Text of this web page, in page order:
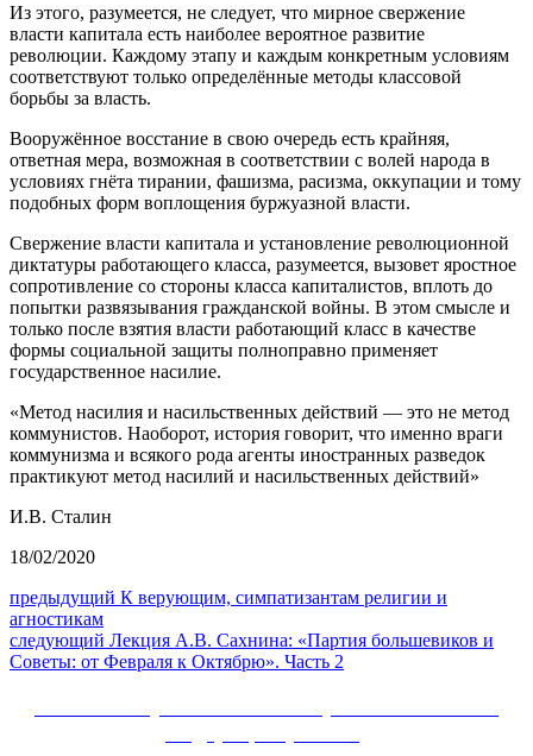
Из этого, разумеется, не следует, что мирное свержение
власти капитала есть наиболее вероятное развитие
революции. Каждому этапу и каждым конкретным условиям
соответствуют только определённые методы классовой
борьбы за власть.
Вооружённое восстание в свою очередь есть крайняя,
ответная мера, возможная в соответствии с волей народа в
условиях гнёта тирании, фашизма, расизма, оккупации и тому
подобных форм воплощения буржуазной власти.
Свержение власти капитала и установление революционной
диктатуры работающего класса, разумеется, вызовет яростное
сопротивление со стороны класса капиталистов, вплоть до
попытки развязывания гражданской войны. В этом смысле и
только после взятия власти работающий класс в качестве
формы социальной защиты полноправно применяет
государственное насилие.
«Метод насилия и насильственных действий — это не метод
коммунистов. Наоборот, история говорит, что именно враги
коммунизма и всякого рода агенты иностранных разведок
практикуют метод насилий и насильственных действий»
И.В. Сталин
18/02/2020
Навигация
по
записям
предыдущий Предыдущий
К верующим, симпатизантам религии и
агностикам
следующий Следующее
сообщение:
Лекция А.В. Сахнина: «Партия большевиков и
Советы: от Февраля к Октябрю». Часть 2